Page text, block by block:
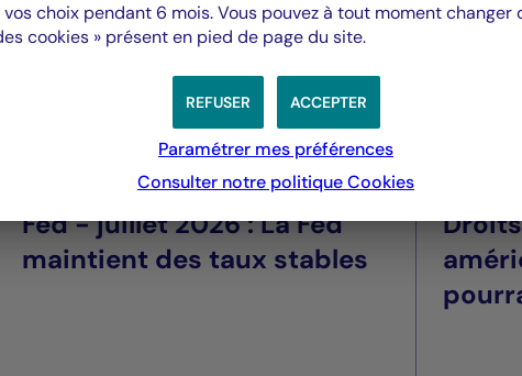
Valeurs mobilières
Fed - juillet 2026 : La Fed
maintient des taux stables
choix pendant 6 mois. Vous pouvez à tout moment changer
cookies » présent en pied de page du site.
ACCEPTER
REFUSER
Paramétrer mes préférences
Consulter notre politiqueCookies